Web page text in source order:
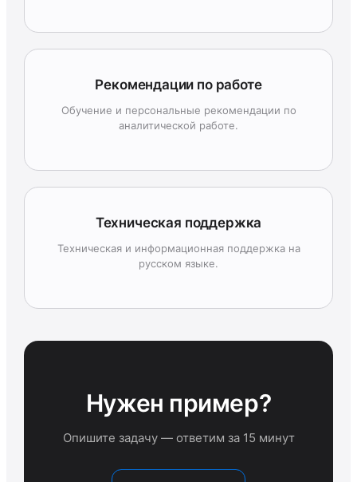
Рекомендации по работе
Обучение и персональные рекомендации по
аналитической работе.
Техническая поддержка
Техническая и информационная поддержка на
русском языке.
Нужен пример?
Опишите задачу — ответим за 15 минут